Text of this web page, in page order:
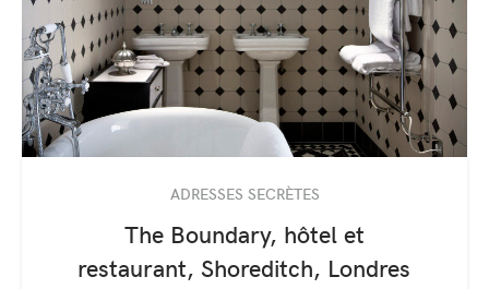
ADRESSES SECRÈTES
The Boundary, hôtel et
restaurant, Shoreditch, Londres